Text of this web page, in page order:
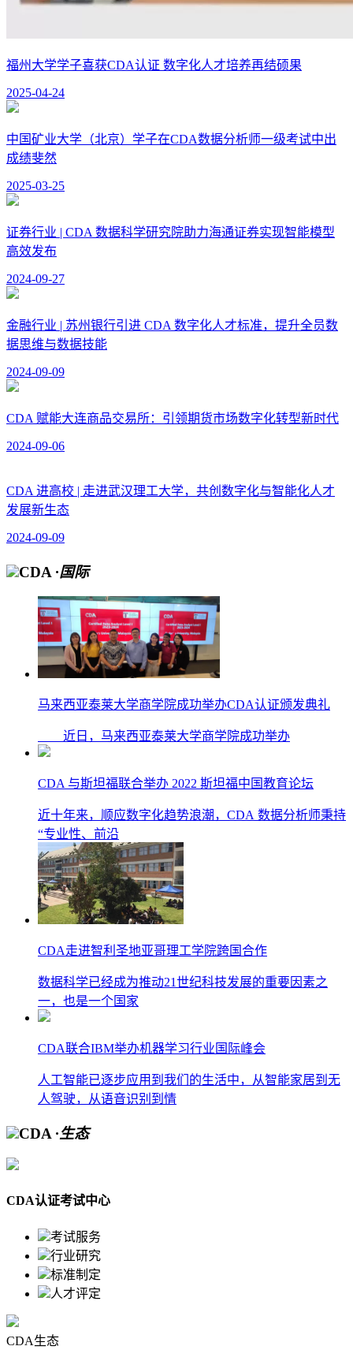
福州大学学子喜获CDA认证 数字化人才培养再结硕果
2025-04-24
中国矿业大学（北京）学子在CDA数据分析师一级考试中出
成绩斐然
2025-03-25
证券行业 | CDA 数据科学研究院助力海通证券实现智能模型
高效发布
2024-09-27
金融行业 | 苏州银行引进 CDA 数字化人才标准，提升全员数
据思维与数据技能
2024-09-09
CDA 赋能大连商品交易所：引领期货市场数字化转型新时代
2024-09-06
CDA 进高校 | 走进武汉理工大学，共创数字化与智能化人才
发展新生态
2024-09-09
CDA ·国际
马来西亚泰莱大学商学院成功举办CDA认证颁发典礼
近日，马来西亚泰莱大学商学院成功举办
CDA 与斯坦福联合举办 2022 斯坦福中国教育论坛
近十年来，顺应数字化趋势浪潮，CDA 数据分析师秉持
“专业性、前沿
CDA走进智利圣地亚哥理工学院跨国合作
数据科学已经成为推动21世纪科技发展的重要因素之
一，也是一个国家
CDA联合IBM举办机器学习行业国际峰会
人工智能已逐步应用到我们的生活中，从智能家居到无
人驾驶，从语音识别到情
CDA ·生态
CDA认证考试中心
考试服务
行业研究
标准制定
人才评定
CDA生态